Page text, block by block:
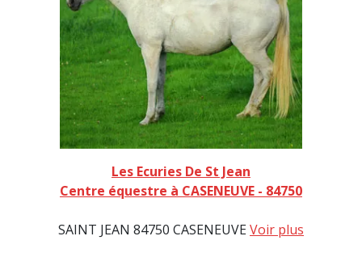
Les Ecuries De St Jean
Centre équestre à CASENEUVE - 84750
SAINT JEAN 84750 CASENEUVEVoir plus